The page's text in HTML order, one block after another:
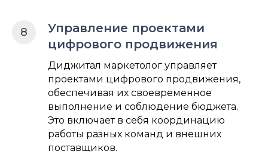
Управление проектами
цифрового продвижения
Диджитал маркетолог управляет
проектами цифрового продвижения,
обеспечивая их своевременное
выполнение и соблюдение бюджета.
Это включает в себя координацию
работы разных команд и внешних
поставщиков.